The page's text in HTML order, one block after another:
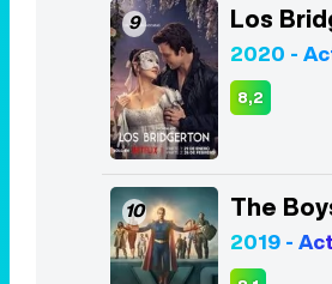
9 Los
2020 -
8,2
10 The
2019 - Act